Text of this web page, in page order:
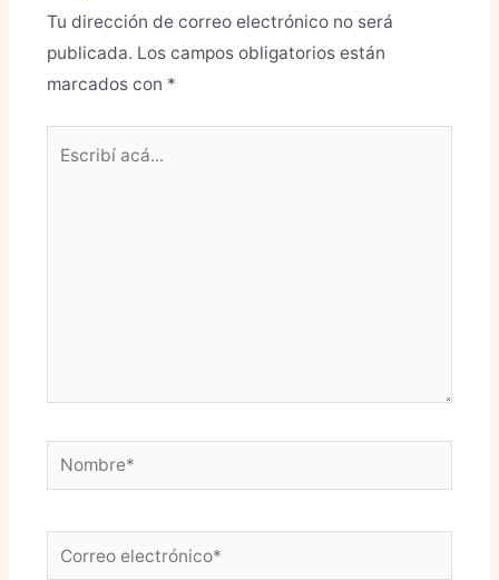
Tu dirección de correo electrónico no será
publicada. Los campos obligatorios están
marcados con *